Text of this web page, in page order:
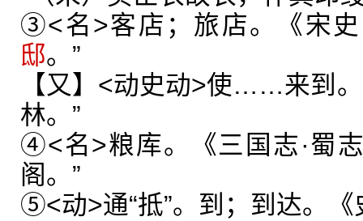
③<名>客店；旅店。《宋史
邸。”
【又】<动史动>使……来到
林。”
④<名>粮库。《三国志·蜀
阁。”
⑤<动>通“抵”。到；到达。《